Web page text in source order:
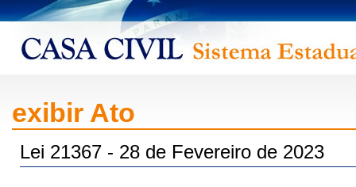
exibir Ato
Lei 21367 - 28 de Fevereiro de 2023